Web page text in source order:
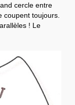
cercle entre
coupent toujours.
! Le